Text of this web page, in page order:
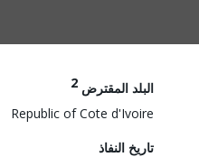
البلد المقترض 2
Republic of Cote d'Ivoire
تاريخ النفاذ